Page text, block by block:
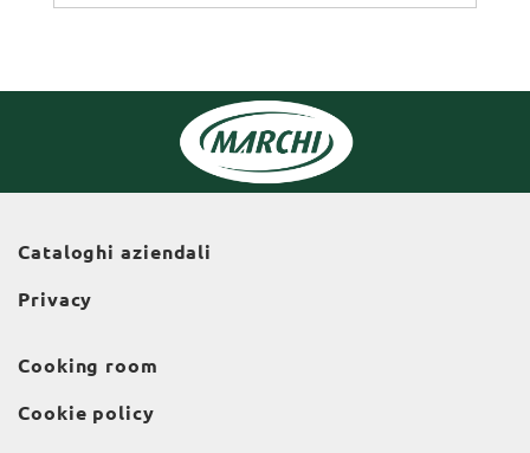
Cataloghi aziendali
Privacy
Cooking room
Cookie policy